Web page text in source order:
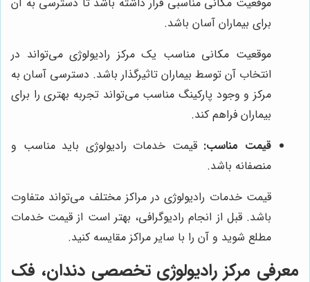
برای بیماران آسان باشد.
موقعیت مکانی مناسب یک مرکز رادیولوژی می‌تواند در
انتخاب آن توسط بیماران تاثیرگذار باشد. دسترسی آسان به
مرکز و وجود پارکینگ مناسب می‌تواند تجربه بهتری را برای
بیماران فراهم کند.
قیمت مناسب: قیمت خدمات رادیولوژی باید مناسب و
منصفانه باشد.
قیمت خدمات رادیولوژی در مراکز مختلف می‌تواند متفاوت
باشد. قبل از انجام رادیوگرافی، بهتر است از قیمت خدمات
مطلع شوید و آن را با سایر مراکز مقایسه کنید.
معرفی مرکز رادیولوژی تخصصی دندان، فک